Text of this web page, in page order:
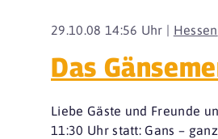
29.10.08 14:56 Uhr | Hessen
Das
Liebe Gäste und Freunde
11:30 Uhr statt: Gans –